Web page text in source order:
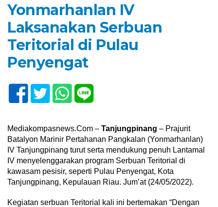
Yonmarhanlan IV
Laksanakan Serbuan
Teritorial di Pulau
Penyengat
Mediakompasnews.Com – Tanjungpinang – Prajurit
Batalyon Marinir Pertahanan Pangkalan (Yonmarhanlan)
IV Tanjungpinang turut serta mendukung penuh Lantamal
IV menyelenggarakan program Serbuan Teritorial di
kawasam pesisir, seperti Pulau Penyengat, Kota
Tanjungpinang, Kepulauan Riau. Jum’at (24/05/2022).
Kegiatan serbuan Teritorial kali ini bertemakan “Dengan